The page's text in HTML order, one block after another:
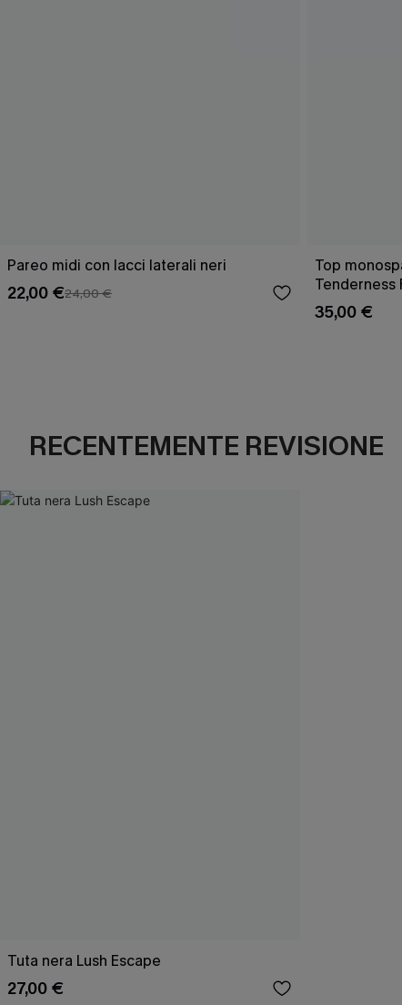
Pareo midi con lacci laterali neri
22,00 €24,00 €
Top
Tenderness
35,00 €
RECENTEMENTE REVISIONE
Tuta nera Lush Escape
27,00 €